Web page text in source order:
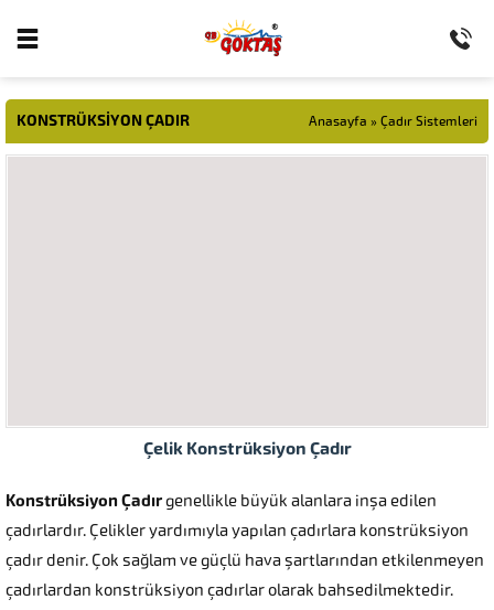
KONSTRÜKSIYON ÇADIR Anasayfa » Çadır Sistemleri
Çelik Konstrüksiyon Çadır
Konstrüksiyon Çadırgenellikle büyük alanlara inşa edilen
çadırlardır. Çelikler yardımıyla yapılan çadırlara konstrüksiyon
çadır denir. Çok sağlam ve güçlü hava şartlarından etkilenmeyen
çadırlardan konstrüksiyon çadırlar olarak bahsedilmektedir.